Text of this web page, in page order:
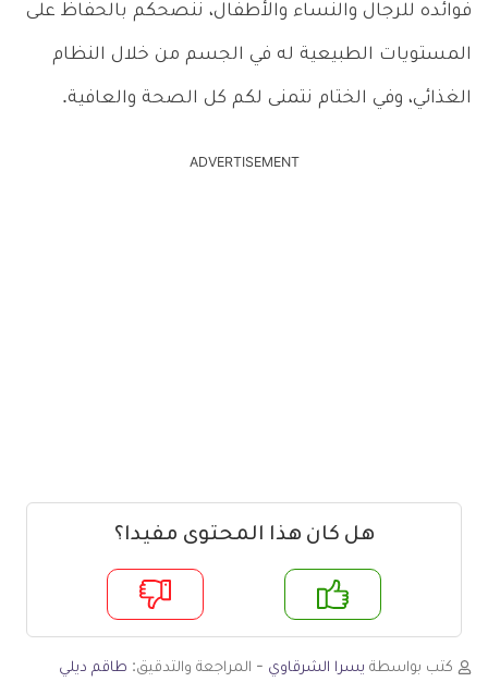
فوائده للرجال والنساء والأطفال، ننصحكم بالحفاظ على
المستويات الطبيعية له في الجسم من خلال النظام
الغذائي، وفي الختام نتمنى لكم كل الصحة والعافية.
ADVERTISEMENT
هل كان هذا المحتوى مفيدا؟
لا
كتب بواسطة يسرا الشرقاوي - المراجعة والتدقيق: طاقم ديلي